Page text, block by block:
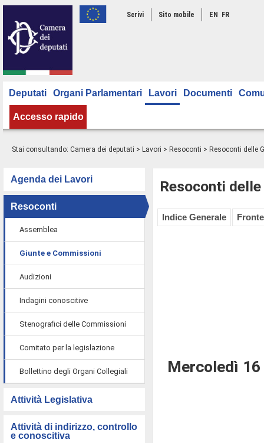
Scrivi Sito mobile EN FR
Deputati Organi Parlamentari Lavori Documenti
Accesso rapido
Stai consultando: Camera dei deputati > Lavori > Resoconti > Resoconti delle
Agenda dei Lavori
Resoconti
Assemblea
Giunte e Commissioni
Audizioni
Indagini conoscitive
Stenografici delle Commissioni
Comitato per la legislazione
Bollettino degli Organi Collegiali
Attività Legislativa
Attività di indirizzo, controllo
e conoscitiva
Resoconti
Indice Generale
Mercoledì